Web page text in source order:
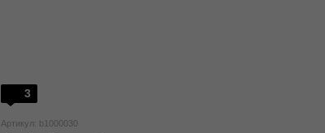
3
Артикул: b1000030